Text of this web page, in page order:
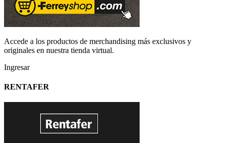
Accede a los productos de merchandising más exclusivos y
originales en nuestra tienda virtual.
Ingresar
RENTAFER